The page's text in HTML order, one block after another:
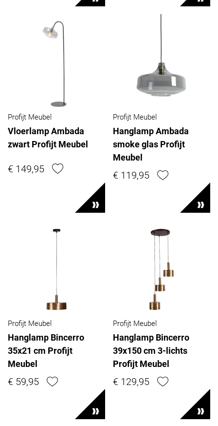
Profijt Meubel
Vloerlamp Ambada
zwart Profijt Meubel
€ 149,95
Profijt Meubel
Hanglamp Ambada
smoke glas Profijt
Meubel
€ 119,95
Profijt Meubel
Hanglamp Bincerro
35x21 cm Profijt
Meubel
€ 59,95
Profijt Meubel
Hanglamp Bincerro
39x150 cm 3-lichts
Profijt Meubel
€ 129,95